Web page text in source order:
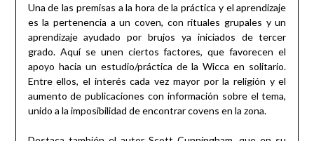
Una de las premisas a la hora de la práctica y el aprendizaje
es la pertenencia a un coven, con rituales grupales y un
aprendizaje ayudado por brujos ya iniciados de tercer
grado. Aquí se unen ciertos factores, que favorecen el
apoyo hacia un estudio/práctica de la Wicca en solitario.
Entre ellos, el interés cada vez mayor por la religión y el
aumento de publicaciones con información sobre el tema,
unido a la imposibilidad de encontrar covens en la zona.